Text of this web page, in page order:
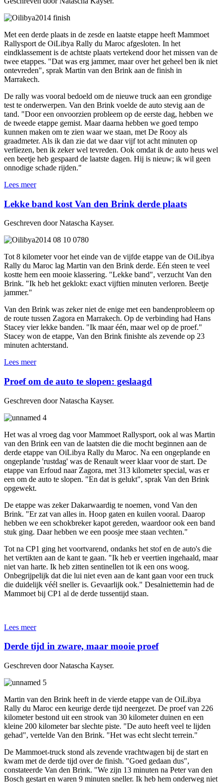
Met een derde plaats in de zesde en laatste etappe heeft Mammoet
Rallysport de OiLibya Rally du Maroc afgesloten. In het
eindklassement is de achtste plaats vertekend door het missen van de
twee etappes. "Dat was erg jammer, maar over het geheel ben ik niet
ontevreden", sprak Martin van den Brink aan de finish in
Marrakech.
De rally was vooral bedoeld om de nieuwe truck aan een grondige
test te onderwerpen. Van den Brink voelde de auto stevig aan de
tand. "Door een onvoorzien probleem op de eerste dag, hebben we
de tweede etappe gemist. Maar daarna hebben we goed tempo
kunnen maken om te zien waar we staan, met De Rooy als
graadmeter. Als ik dan zie dat we daar vijf tot acht minuten op
verliezen, ben ik zeker wel tevreden. Ook omdat ik de auto heus wel
een beetje heb gespaard de laatste dagen. Hij is nieuw; ik wil geen
onnodige schade rijden."
Lees meer
Lekke band kost Van den Brink derde plaats
Geschreven door Natascha Kayser.
Tot 8 kilometer voor het einde van de vijfde etappe van de OiLibya
Rally du Maroc lag Martin van den Brink derde. Eén steen te veel
kostte hem een mooie klassering. "Lekke band", verzucht Van den
Brink. "Ik heb het geklokt: exact vijftien minuten verloren. Beetje
jammer."
Van den Brink was zeker niet de enige met een bandenprobleem op
de route tussen Zagora en Marrakech. Op de verbinding had Hans
Stacey vier lekke banden. "Ik maar één, maar wel op de proef."
Stacey won de etappe, Van den Brink finishte als zevende op 23
minuten achterstand.
Lees meer
Proef om de auto te slopen: geslaagd
Geschreven door Natascha Kayser.
Het was al vroeg dag voor Mammoet Rallysport, ook al was Martin
van den Brink een van de laatsten die die mocht beginnen aan de
derde etappe van OiLibya Rally du Maroc. Na een ongeplande en
ongeplande 'rustdag' was de Renault weer klaar voor de start. De
etappe van Erfoud naar Zagora, met 313 kilometer special, was er
een om de auto te slopen. "En dat is gelukt", sprak Van den Brink
opgewekt.
De etappe was zeker Dakarwaardig te noemen, vond Van den
Brink. "Er zat van alles in. Hoop gaten en kuilen vooral. Daarop
hebben we een schokbreker kapot gereden, waardoor ook een band
stuk ging. Daar hebben we een poosje mee staan vechten."
Tot na CP1 ging het voortvarend, ondanks het stof en de auto's die
het vertikten aan de kant te gaan. "Ik heb er veertien ingehaald, maar
niet van harte. Ik heb zitten sentinellen tot ik een ons woog.
Onbegrijpelijk dat die lui niet even aan de kant gaan voor een truck
die duidelijk véél sneller is. Gevaarlijk ook." Desalniettemin had de
Mammoet bij CP1 al de derde tussentijd staan.
Lees meer
Derde tijd in zware, maar mooie proef
Geschreven door Natascha Kayser.
Martin van den Brink heeft in de vierde etappe van de OiLibya
Rally du Maroc een keurige derde tijd neergezet. De proef van 226
kilometer bestond uit een strook van 30 kilometer duinen en een
kleine 200 kilometer bar slechte piste. "De auto heeft veel te lijden
gehad", vertelde Van den Brink. "Het was echt slecht terrein."
De Mammoet-truck stond als zevende vrachtwagen bij de start en
kwam met de derde tijd over de finish. "Goed gedaan dus",
constateerde Van den Brink. "We zijn 13 minuten na Peter van den
Bosch gestart en waren 9 minuten sneller. Ik heb hem onderweg niet